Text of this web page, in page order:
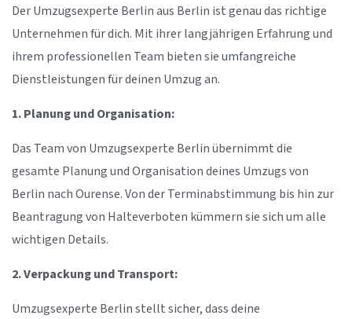
Der Umzugsexperte Berlin aus Berlin ist genau das richtige
Unternehmen für dich. Mit ihrer langjährigen Erfahrung und
ihrem professionellen Team bieten sie umfangreiche
Dienstleistungen für deinen Umzug an.
1. Planung und Organisation:
Das Team von Umzugsexperte Berlin übernimmt die
gesamte Planung und Organisation deines Umzugs von
Berlin nach Ourense. Von der Terminabstimmung bis hin zur
Beantragung von Halteverboten kümmern sie sich um alle
wichtigen Details.
2. Verpackung und Transport:
Umzugsexperte Berlin stellt sicher, dass deine